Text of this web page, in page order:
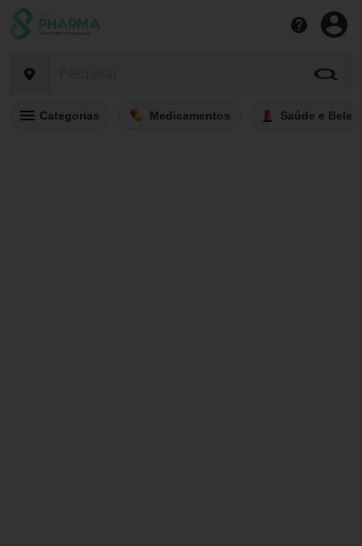
Categorias Medicamentos Saúde e